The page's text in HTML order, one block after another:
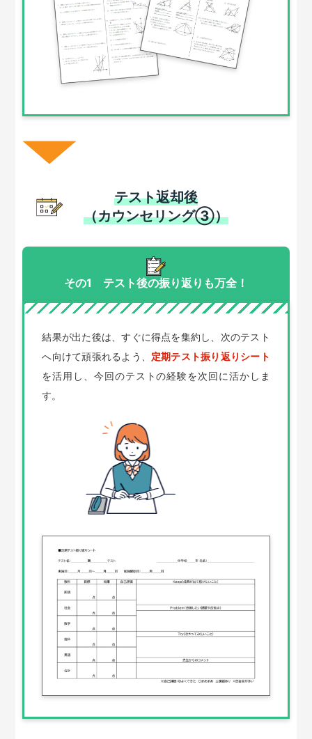
テスト返却後
（カウンセリング③）
その1 テスト後の振り返りも万全！
結果が出た後は、すぐに得点を集約し、次のテスト
へ向けて頑張れるよう、 定期テスト振り返りシート
を活用し、今回のテストの経験を次回に活かしま
す。